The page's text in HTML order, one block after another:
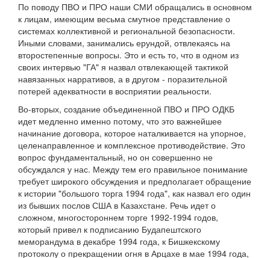
По поводу ПВО и ПРО наши СМИ обращались в основном
к лицам, имеющим весьма смутное представление о
системах коллективной и региональной безопасности.
Иными словами, занимались ерундой, отвлекаясь на
второстепенные вопросы. Это и есть то, что в одном из
своих интервью "ГА" я назвал отвлекающей тактикой
навязанных нарративов, а в другом - поразительной
потерей адекватности в восприятии реальности.
Во-вторых, создание объединенной ПВО и ПРО ОДКБ
идет медленно именно потому, что это важнейшее
начинание договора, которое наталкивается на упорное,
целенаправленное и комплексное противодействие. Это
вопрос фундаментальный, но он совершенно не
обсуждался у нас. Между тем его правильное понимание
требует широкого обсуждения и предполагает обращение
к истории "большого торга 1994 года", как назвал его один
из бывших послов США в Казахстане. Речь идет о
сложном, многостороннем торге 1992-1994 годов,
который привел к подписанию Будапештского
меморандума в декабре 1994 года, к Бишкекскому
протоколу о прекращении огня в Арцахе в мае 1994 года,